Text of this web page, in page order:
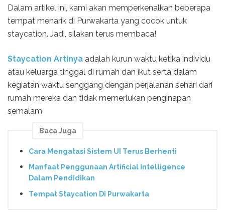
Dalam artikel ini, kami akan memperkenalkan beberapa
tempat menarik di Purwakarta yang cocok untuk
staycation. Jadi, silakan terus membaca!
Staycation Artinya adalah kurun waktu ketika individu
atau keluarga tinggal di rumah dan ikut serta dalam
kegiatan waktu senggang dengan perjalanan sehari dari
rumah mereka dan tidak memerlukan penginapan
semalam
Baca Juga
Cara Mengatasi Sistem UI Terus Berhenti
Manfaat Penggunaan Artificial Intelligence
Dalam Pendidikan
Tempat Staycation Di Purwakarta